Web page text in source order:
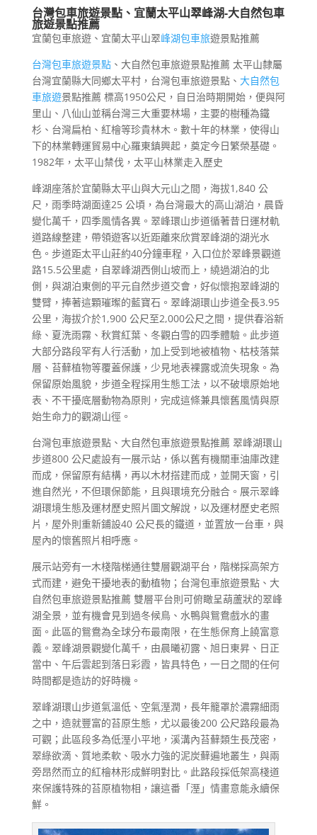
台灣包車旅遊景點、宜蘭太平山翠峰湖-大自然包車
旅遊景點推薦
宜蘭包車旅遊、宜蘭太平山翠峰湖包車旅遊景點推薦
台灣包車旅遊景點、大自然包車旅遊景點推薦 太平山隸屬
台灣宜蘭縣大同鄉太平村，台灣包車旅遊景點、 大自然包
車旅遊景點推薦 標高1950公尺，自日治時期開始，便與阿
里山、八仙山並稱台灣三大重要林場，主要的樹種為鐵
杉、台灣扁柏、紅檜等珍貴林木。數十年的林業，使得山
下的林業轉運貿易中心羅東鎮興起，奠定今日繁榮基礎。
1982年，太平山禁伐，太平山林業走入歷史
峰湖座落於宜蘭縣太平山與大元山之間，海拔1,840 公
尺，雨季時湖面達25 公頃，為台灣最大的高山湖泊，晨昏
變化萬千，四季風情各異。翠峰環山步道循著昔日運材軌
道路線整建，帶領遊客以近距離來欣賞翠峰湖的湖光水
色。步道距太平山莊約40分鐘車程，入口位於翠峰景觀道
路15.5公里處，自翠峰湖西側山坡而上，繞過湖泊的北
側，與湖泊東側的平元自然步道交會，好似懷抱翠峰湖的
雙臂，捧著這顆璀璨的藍寶石。翠峰湖環山步道全長3.95
公里，海拔介於1,900 公尺至2,000公尺之間，提供春浴新
綠、夏洗雨霧、秋賞紅葉、冬觀白雪的四季體驗。此步道
大部分路段罕有人行活動，加上受到地被植物、枯枝落葉
層、苔蘚植物等覆蓋保護，少見地表裸露或流失現象。為
保留原始風貌，步道全程採用生態工法，以不破壞原始地
表、不干擾底層動物為原則，完成這條兼具懷舊風情與原
始生命力的觀湖山徑。
台灣包車旅遊景點、大自然包車旅遊景點推薦 翠峰湖環山
步道800 公尺處設有一展示站，係以舊有機關車油庫改建
而成，保留原有結構，再以木材搭建而成，並開天窗，引
進自然光，不但環保節能，且與環境充分融合。展示翠峰
湖環境生態及運材歷史照片圖文解說，以及運材歷史老照
片，屋外則重新鋪設40 公尺長的鐵道，並置放一台車，與
屋內的懷舊照片相呼應。
展示站旁有一木棧階梯通往雙層觀湖平台，階梯採高架方
式而建，避免干擾地表的動植物；台灣包車旅遊景點、大
自然包車旅遊景點推薦 雙層平台則可俯瞰呈葫蘆狀的翠峰
湖全景，並有機會見到過冬候鳥、水鴨與鴛鴦戲水的畫
面。此區的鴛鴦為全球分布最南限，在生態保育上饒富意
義。翠峰湖景觀變化萬千，由晨曦初露、旭日東昇、日正
當中、午后雲起到落日彩霞，皆具特色，一日之間的任何
時間都是造訪的好時機。
翠峰湖環山步道氣溫低、空氣溼潤，長年籠罩於濃霧細雨
之中，造就豐富的苔原生態，尤以最後200 公尺路段最為
可觀；此區段多為低溼小平地，溪溝內苔蘚類生長茂密，
翠綠欲滴、質地柔軟、吸水力強的泥炭蘚遍地叢生，與兩
旁昂然而立的紅檜林形成鮮明對比。此路段採低架高棧道
來保護特殊的苔原植物相，讓這番「溼」情畫意能永續保
鮮。